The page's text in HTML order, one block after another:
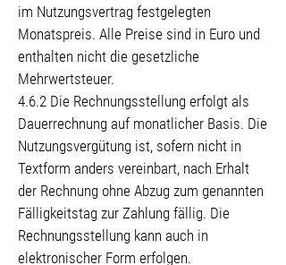
im Nutzungsvertrag festgelegten
Monatspreis. Alle Preise sind in Euro und
enthalten nicht die gesetzliche
Mehrwertsteuer.
4.6.2 Die Rechnungsstellung erfolgt als
Dauerrechnung auf monatlicher Basis. Die
Nutzungsvergütung ist, sofern nicht in
Textform anders vereinbart, nach Erhalt
der Rechnung ohne Abzug zum genannten
Fälligkeitstag zur Zahlung fällig. Die
Rechnungsstellung kann auch in
elektronischer Form erfolgen.